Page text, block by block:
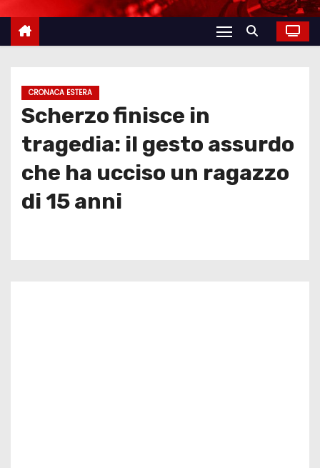
CRONACA ESTERA
Scherzo finisce in
tragedia: il gesto assurdo
che ha ucciso un ragazzo
di 15 anni